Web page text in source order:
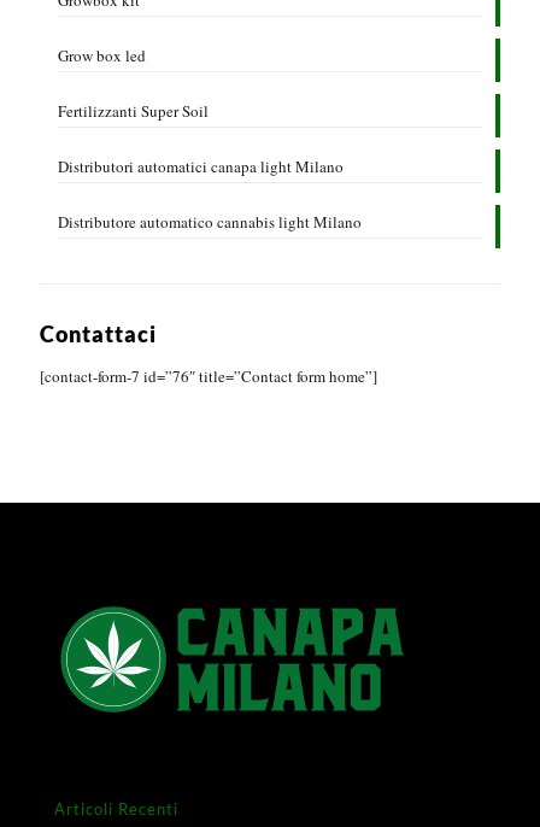
Grow box led
Fertilizzanti Super Soil
Distributori automatici canapa light Milano
Distributore automatico cannabis light Milano
Contattaci
[contact-form-7 id=”76″ title=”Contact form home”]
Articoli Recenti